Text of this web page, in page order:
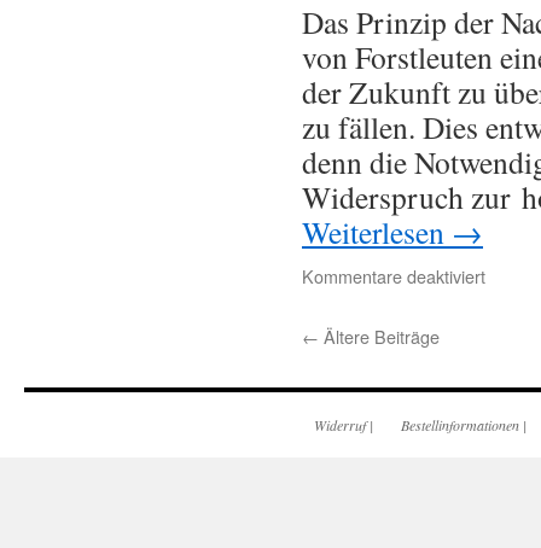
Das Prinzip der
von Forstleuten
der Zukunft zu
zu fällen. Dies
denn die
Widerspruch zur
Weiterlesen →
Kommentare deaktiviert
← Ältere Beiträge
Widerruf| Bestellinformationen |